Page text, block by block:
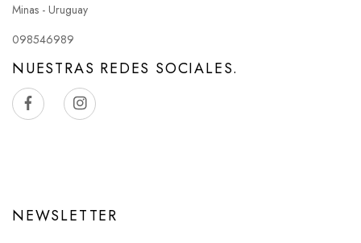
Minas - Uruguay
098546989
NUESTRAS REDES SOCIALES.
NEWSLETTER